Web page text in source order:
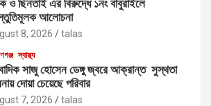
ও ছিনতাই এর বিরুদ্ধে ১নং বাবুরাইলে
আলোচনা
8, 2026 talas
স্বাস্থ্য
সাজু হোসেন ডেঙ্গু জ্বরে আক্রান্ত সুস্থতা
দোয়া চেয়েছে পরিবার
7, 2026 talas